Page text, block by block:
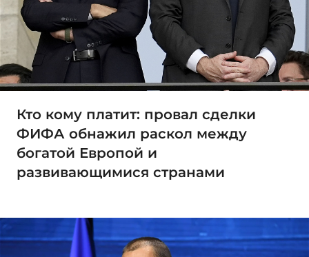
Кто кому платит: провал сделки
ФИФА обнажил раскол между
богатой Европой и
развивающимися странами